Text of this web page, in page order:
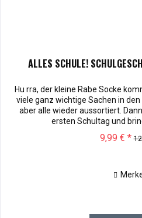
ALLES SCHULE!
Hu rra, der kleine Rabe Socke
viele ganz wichtige Sachen in
aber alle wieder aussortiert.
ersten Schultag und
9,99 € *